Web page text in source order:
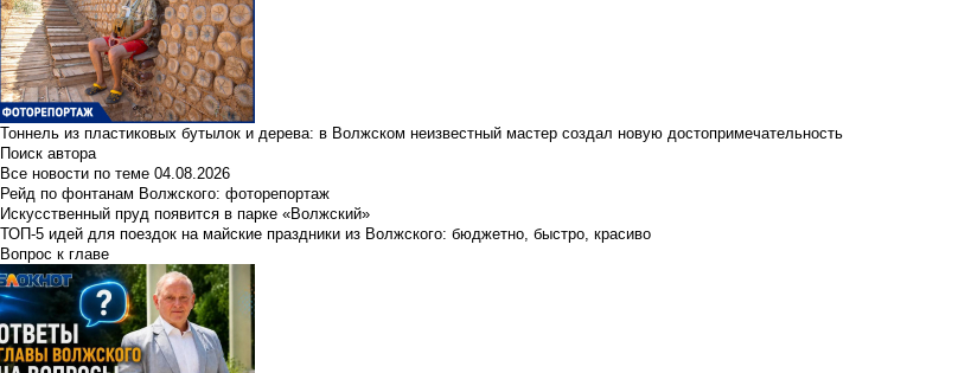
Тоннель из пластиковых бутылок и дерева: в Волжском неизвестный мастер создал новую достопримечательность
Поиск автора
Все новости по теме 04.08.2026
Рейд по фонтанам Волжского: фоторепортаж
Искусственный пруд появится в парке «Волжский»
ТОП-5 идей для поездок на майские праздники из Волжского: бюджетно, быстро, красиво
Вопрос к главе